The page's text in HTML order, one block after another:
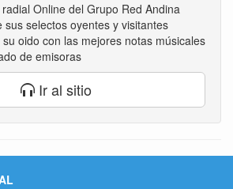
Online del Grupo Red Andina
sus selectos oyentes y visitantes
oido con las mejores notas músicales
de emisoras
Ir al sitio